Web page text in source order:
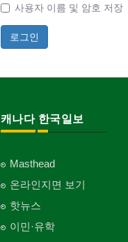
사용자 이름 및 암호 저장
캐나다 한국일보
Masthead
온라인지면 보기
핫뉴스
이민·유학